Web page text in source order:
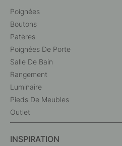
Poignées
Boutons
Patères
Poignées De Porte
Salle De Bain
Rangement
Luminaire
Pieds De Meubles
Outlet
INSPIRATION